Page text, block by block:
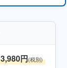
3,980円(税別)